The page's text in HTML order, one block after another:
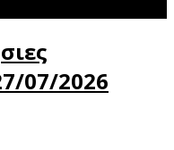
07/2026